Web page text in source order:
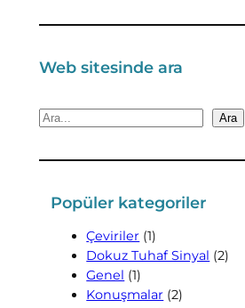
Web sitesinde ara
A
a
Ara
Popüler kategoriler
Çeviriler (1)
Dokuz Tuhaf Sinyal (2)
Genel (1)
Konuşmalar (2)